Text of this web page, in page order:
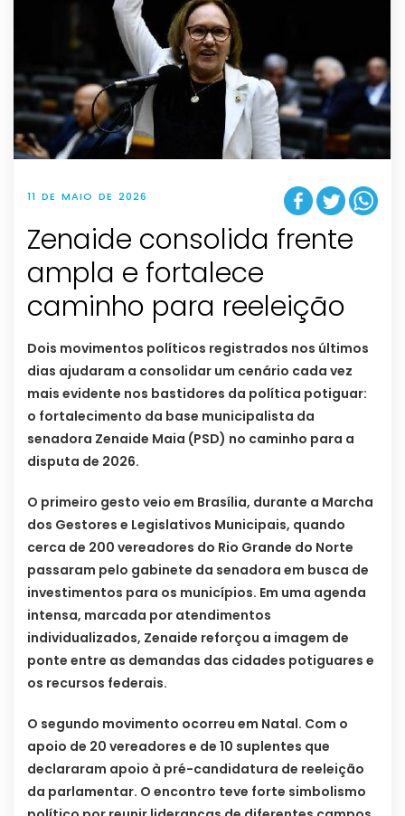
11 DE MAIO DE 2026
Zenaide consolida frente
ampla e fortalece
caminho para reeleição
Dois movimentos políticos registrados nos últimos
dias ajudaram a consolidar um cenário cada vez
mais evidente nos bastidores da política potiguar:
o fortalecimento da base municipalista da
senadora Zenaide Maia (PSD) no caminho para a
disputa de 2026.
O primeiro gesto veio em Brasília, durante a Marcha
dos Gestores e Legislativos Municipais, quando
cerca de 200 vereadores do Rio Grande do Norte
passaram pelo gabinete da senadora em busca de
investimentos para os municípios. Em uma agenda
intensa, marcada por atendimentos
individualizados, Zenaide reforçou a imagem de
ponte entre as demandas das cidades potiguares e
os recursos federais.
O segundo movimento ocorreu em Natal. Com o
apoio de 20 vereadores e de 10 suplentes que
declararam apoio à pré-candidatura de reeleição
da parlamentar. O encontro teve forte simbolismo